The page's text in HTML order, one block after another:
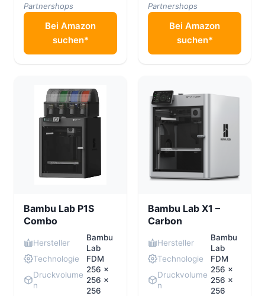
Partnershops
Bei Amazon
suchen*
Partnershops
Bei Amazon
suchen*
Bambu Lab P1S
Combo
Hersteller
Bambu
Lab
Technologie
FDM
Druckvolume
n
256 x
256 x
256
Bambu Lab X1 –
Carbon
Hersteller
Bambu
Lab
Technologie
FDM
Druckvolume
n
256 ×
256 ×
256